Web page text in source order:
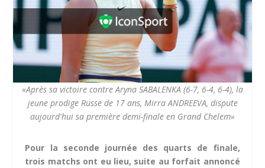
«Après sa victoire contre Aryna SABALENKA (6-7, 6-4, 6-4), la
jeune prodige Russe de 17 ans, Mirra ANDREEVA, dispute
aujourd'hui sa première demi-finale en Grand Chelem»
Pour la seconde journée des quarts de finale,
trois matchs ont eu lieu, suite au forfait annoncé